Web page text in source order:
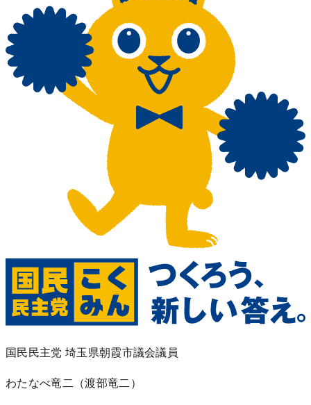
国民民主党 埼玉県朝霞市議会議員
わたなべ竜二 （渡部竜二）